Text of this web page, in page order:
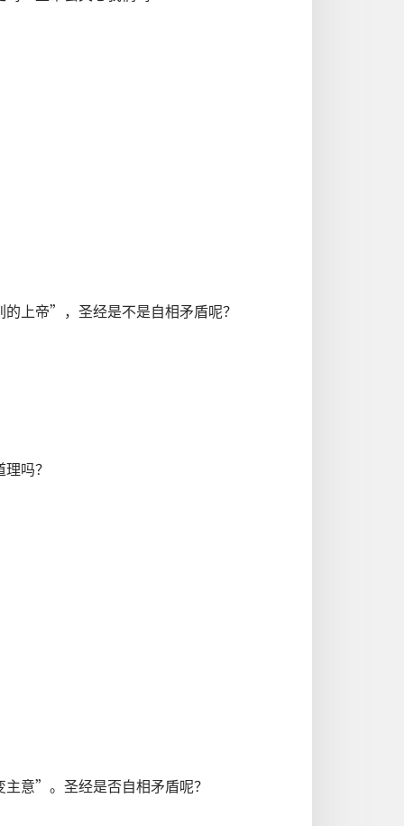
上帝”，圣经是不是自相矛盾呢？
吗？
意”。圣经是否自相矛盾呢？